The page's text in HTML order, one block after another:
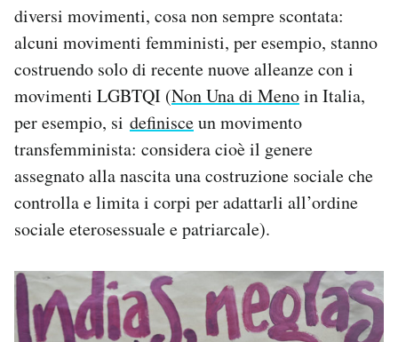
diversi movimenti, cosa non sempre scontata:
alcuni movimenti femministi, per esempio, stanno
costruendo solo di recente nuove alleanze con i
movimenti LGBTQI (Non Una di Menoin Italia,
per esempio, si definisceun movimento
transfemminista: considera cioè il genere
assegnato alla nascita una costruzione sociale che
controlla e limita i corpi per adattarli all’ordine
sociale eterosessuale e patriarcale).